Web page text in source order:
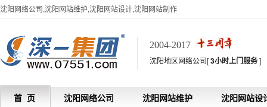
沈阳网络公司,沈阳网站维护,沈阳网站设计,沈阳网站制作
2004-2017
沈阳地区网络公司[3小时上门服务]
首 页 沈阳网络公司 沈阳网站维护 沈阳网站设